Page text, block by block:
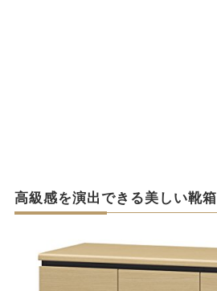
高級感を演出できる美しい靴箱